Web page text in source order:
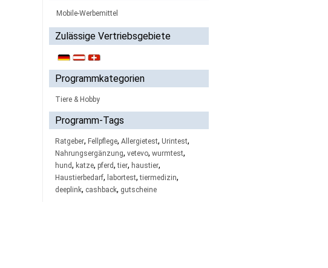
Mobile-Werbemittel
Zulässige Vertriebsgebiete
Programmkategorien
Tiere & Hobby
Programm-Tags
Ratgeber, Fellpflege, Allergietest, Urintest,
Nahrungsergänzung, vetevo, wurmtest,
hund, katze, pferd,tier, haustier,
Haustierbedarf, labortest,tiermedizin,
deeplink, cashback, gutscheine